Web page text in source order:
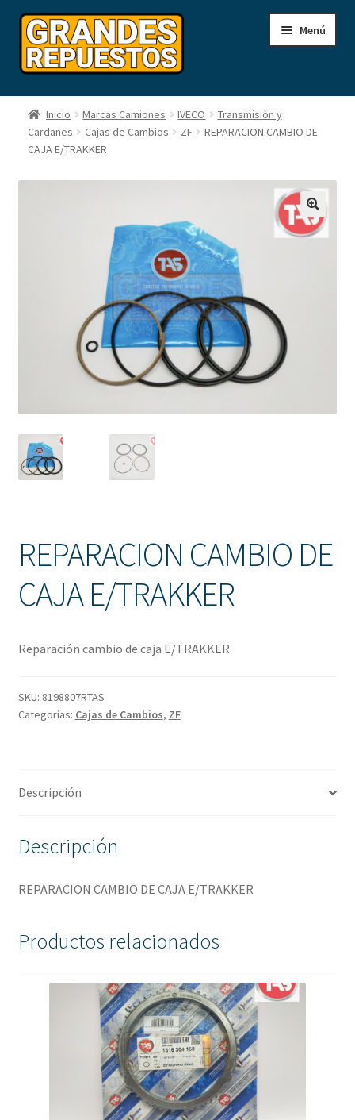
Ir
Ir
Menú
Inicio
Carrito
Contacto
Novedades
Solicitud de Presupuesto
Sucursales
Tienda
Inicio Marcas Camiones IVECO
Transmisiòn y
Cardanes
Cajas de Cambios ZF
REPARACION CAMBIO DE
CAJA E/TRAKKER
REPARACION CAMBIO DE
CAJA E/TRAKKER
Reparación cambio de caja E/TRAKKER
SKU: 8198807RTAS
Categorías: Cajas de Cambios, ZF
Descripción
Descripción
REPARACION CAMBIO DE CAJA E/TRAKKER
Productos relacionados